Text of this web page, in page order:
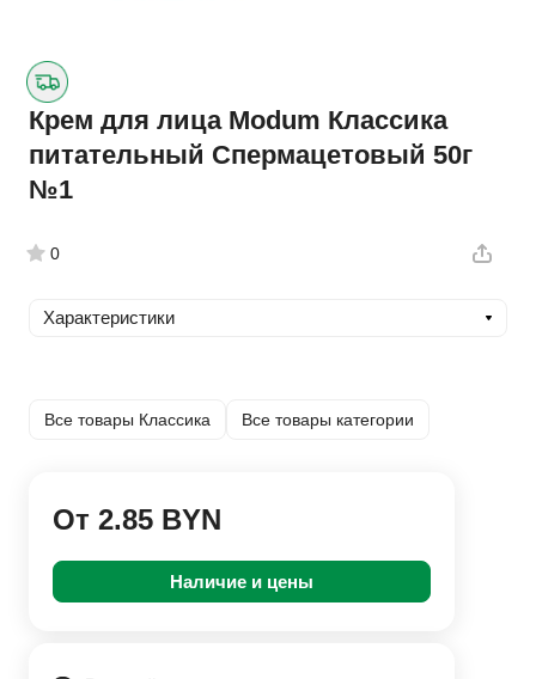
Крем для лица Modum Классика
питательный Спермацетовый 50г
№1
0
Характеристики
Все товары Классика Все товары категории
От 2.85 BYN
Наличие и цены